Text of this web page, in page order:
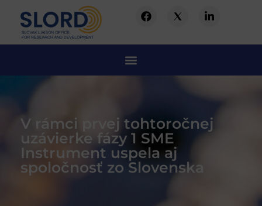
V rámci prvej tohtoročnej
uzávierke fázy 1 SME
Instrument uspela aj
spoločnosť zo Slovenska